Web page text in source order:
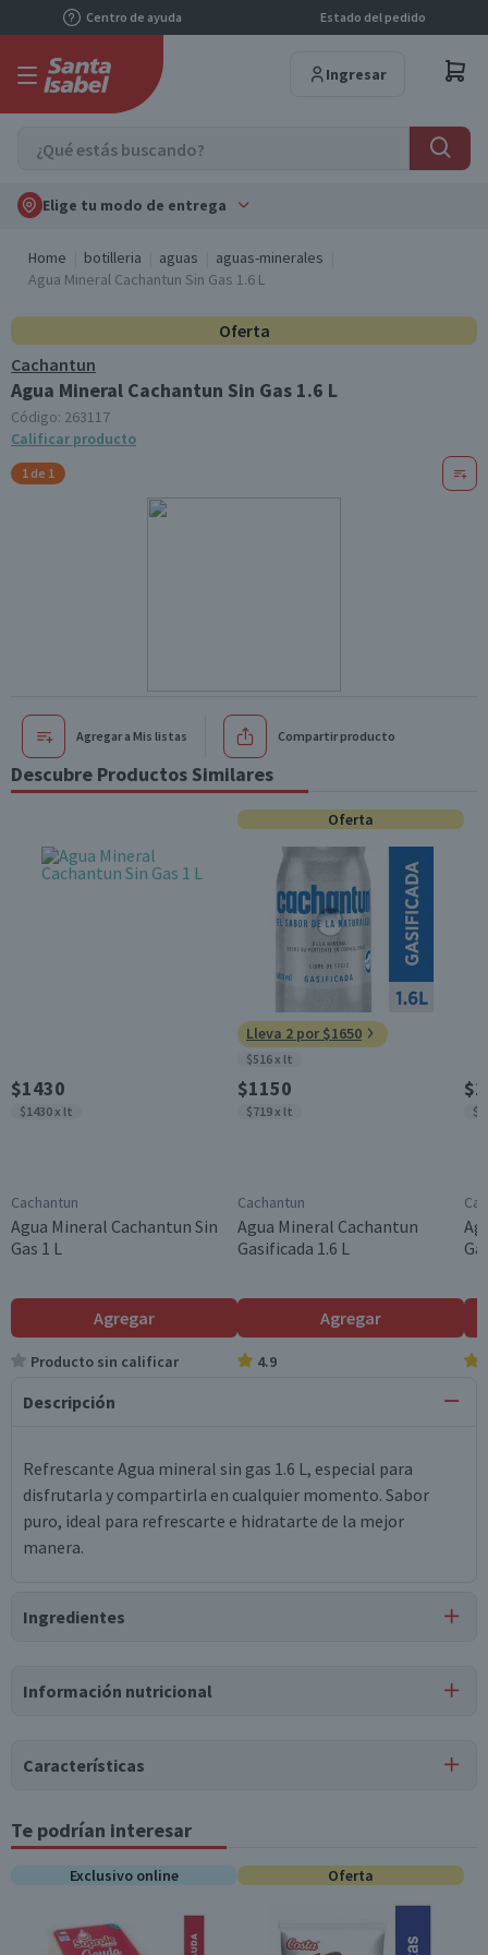
Centro de ayuda Estado del pedido
Ingresar
Elige tu modo de entrega
Home botilleria aguas
aguas-minerales
Agua Mineral Cachantun Sin Gas 1.6 L
Oferta
Cachantun
Agua Mineral Cachantun Sin Gas 1.6 L
Código: 263117
Calificar producto
1 de 1
Agregar a Mis listas Compartir producto
Descubre Productos Similares
$1430
$1430 x lt
Cachantun
Agua Mineral Cachantun Sin
Gas 1 L
Agregar
Producto sin calificar
Oferta
Lleva 2 por $1650
$516 x lt
$1150
$719 x lt
Cachantun
Agua Mineral Cachantun
Gasificada 1.6 L
Agregar
4.9
Descripción
Refrescante Agua mineral sin gas 1.6 L, especial para
disfrutarla y compartirla en cualquier momento. Sabor
puro, ideal para refrescarte e hidratarte de la mejor
manera.
Ingredientes
Información nutricional
Tabla nutricional
medios
Grasas Totales (g) 0
Características
Tipo de Producto
Aguas Minerales sin Gas
Pack-Unitario
Almacenamiento
Te podrían interesar
Exclusivo online Oferta